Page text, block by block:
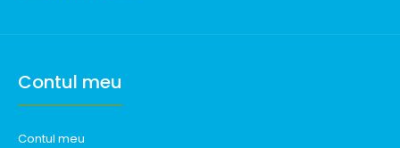
Contul meu
Contul meu